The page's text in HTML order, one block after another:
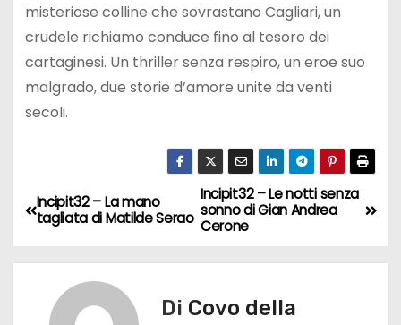
misteriose colline che sovrastano Cagliari, un
crudele richiamo conduce fino al tesoro dei
cartaginesi. Un thriller senza respiro, un eroe suo
malgrado, due storie d’amore unite da venti
secoli.
N
Incipit32 – Le notti senza
sonno di Gian Andrea
Cerone
Incipit32 – La mano
tagliata di Matilde Serao
Di Covo della